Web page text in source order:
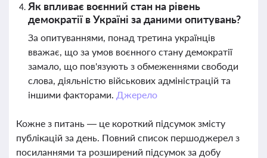
Як впливає воєнний стан на рівень
демократії в Україні за даними опитувань?
За опитуваннями, понад третина українців
вважає, що за умов воєнного стану демократії
замало, що пов'язують з обмеженнями свободи
слова, діяльністю військових адміністрацій та
іншими факторами. Джерело
Кожне з питань — це короткий підсумок змісту
публікацій за день. Повний список першоджерел з
посиланнями та розширений підсумок за добу